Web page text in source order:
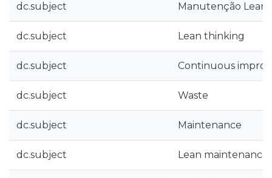
dc.subject Manutenção Lean
dc.subject Lean thinking
dc.subject Continuous
dc.subject Waste
dc.subject Maintenance
dc.subject Lean maintenance